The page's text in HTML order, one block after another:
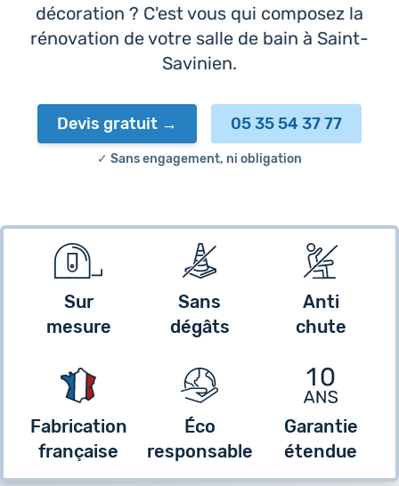
décoration ? C'est vous qui composez la
rénovation de votre salle de bain à Saint-
Savinien.
Devis gratuit 05 35 54 37 77
✓ Sans engagement, ni obligation
Sur
mesure
Sans
dégâts
Anti
chute
Fabrication
française
Éco
responsable
Garantie
étendue